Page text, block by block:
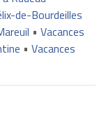
de-Bourdeilles
• Vacances
• Vacances